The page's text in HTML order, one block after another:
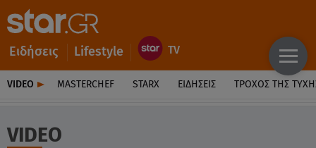
Ειδήσεις Lifestyle
VIDEO MASTERCHEF STARX ΕΙΔΉΣΕΙΣ ΤΡΟΧΌΣ ΤΗΣ
VIDEO